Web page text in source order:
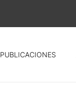
PUBLICACIONES